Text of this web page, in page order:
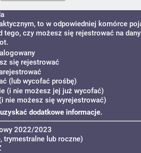
to w odpowiedniej komórce
czy możesz się rejestrować na dany
się rejestrować
(lub wycofać prośbę)
(i nie możesz jej już wycofać)
nie możesz się wyrejestrować)
dodatkowe informacje.
2022/2023
trymestralne lub roczne)